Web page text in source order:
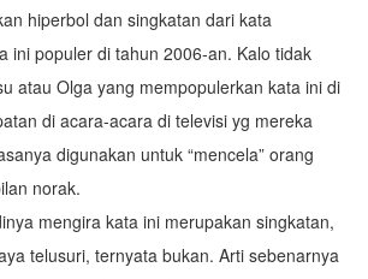
hiperbol dan singkatan dari kata
ini populer di tahun 2006-an. Kalo tidak
atau Olga yang mempopulerkan kata ini di
di acara-acara di televisi yg mereka
digunakan untuk “mencela” orang
norak.
mengira kata ini merupakan singkatan,
telusuri, ternyata bukan. Arti sebenarnya